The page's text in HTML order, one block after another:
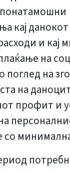
кај
и кај
на
поглед на
на
профит и